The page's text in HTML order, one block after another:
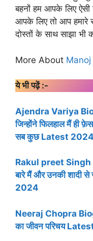
बहनों हम आपके लिए ऐसी
आपके लिए तो आप
दोस्तों के साथ साझा
More About Manoj
ये भी पढ़ें :-
Ajendra Variya
जिन्होंने फिलहाल मैं ही
सब कुछ Latest 2024
Rakul preet Singh
बारे मैं और उनकी शादी
2024
Neeraj Chopra
का जीवन परिचय